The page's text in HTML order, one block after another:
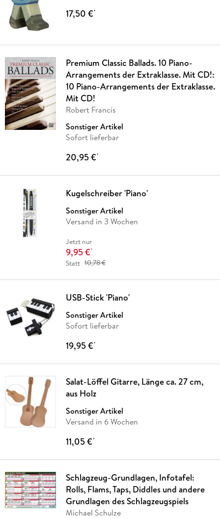
17,50 €*
Premium Classic Ballads. 10 Piano-
Arrangements der Extraklasse. Mit CD!:
10 Piano-Arrangements der Extraklasse.
Mit CD!
Robert Francis
Sonstiger Artikel
Sofort lieferbar
20,95 €*
Kugelschreiber 'Piano'
Sonstiger Artikel
Versand in 3 Wochen
Jetzt nur
9,95 €*
Statt 10,78 €
USB-Stick 'Piano'
Sonstiger Artikel
Sofort lieferbar
19,95 €*
Salat-Löffel Gitarre, Länge ca. 27 cm,
aus Holz
Sonstiger Artikel
Versand in 6 Wochen
11,05 €*
Schlagzeug-Grundlagen, Infotafel:
Rolls, Flams, Taps, Diddles und andere
Grundlagen des Schlagzeugspiels
Michael Schulze